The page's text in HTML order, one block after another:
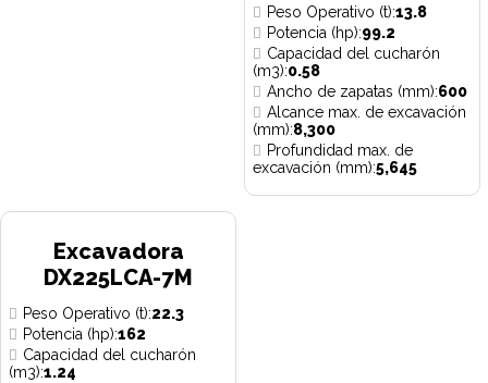
Peso Operativo (t):13.8
Potencia (hp):99.2
Capacidad del cucharón
(m3):0.58
Ancho de zapatas (mm):600
Alcance max. de excavación
(mm):8,300
Profundidad max. de
excavación (mm):5,645
Excavadora
DX225LCA-7M
Peso Operativo (t):22.3
Potencia (hp):162
Capacidad del cucharón
(m3):1.24